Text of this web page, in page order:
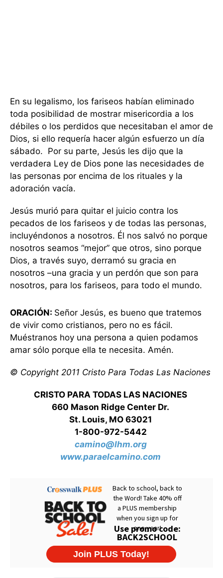
En su legalismo, los fariseos habían eliminado
toda posibilidad de mostrar misericordia a los
débiles o los perdidos que necesitaban el amor de
Dios, si ello requería hacer algún esfuerzo un día
sábado. Por su parte, Jesús les dijo que la
verdadera Ley de Dios pone las necesidades de
las personas por encima de los rituales y la
adoración vacía.
Jesús murió para quitar el juicio contra los
pecados de los fariseos y de todas las personas,
incluyéndonos a nosotros. Él nos salvó no porque
nosotros seamos “mejor” que otros, sino porque
Dios, a través suyo, derramó su gracia en
nosotros –una gracia y un perdón que son para
nosotros, para los fariseos, para todo el mundo.
ORACIÓN: Señor Jesús, es bueno que tratemos
de vivir como cristianos, pero no es fácil.
Muéstranos hoy una persona a quien podamos
amar sólo porque ella te necesita. Amén.
© Copyright 2011 Cristo Para Todas Las Naciones
CRISTO PARA TODAS LAS NACIONES
660 Mason Ridge Center Dr.
St. Louis, MO 63021
1-800-972-5442
camino@lhm.org
www.paraelcamino.com